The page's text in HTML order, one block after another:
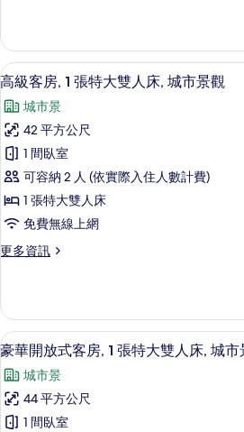
景
觀
(urban)
的
所
有
相
片
1
間
臥
城
市
景
觀
(urban)
的
詳
情
顯
示
高
級
客
房,
1
張
特
雙
人
床,
城
市
景
高級
6
高級客房, 1 張特大雙人床, 城市景觀
城市景
42 平方公尺
1 間臥室
可容納 2 人 (依實際入住人數計費)
1 張特大雙人床
免費無線上網
更多資訊
更
客
房,
1
特
大
雙
人
顯
示
豪
華
高級
3
豪華開放式客房, 1 張特大雙人床, 城市
城市景
44 平方公尺
1 間臥室